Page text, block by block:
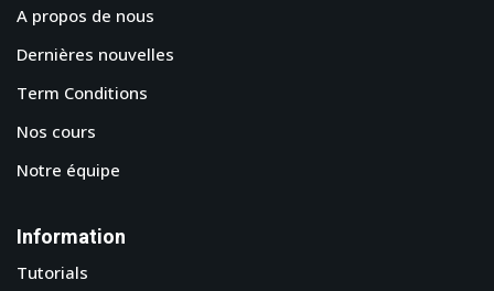
A propos de nous
Dernières nouvelles
Term Conditions
Nos cours
Notre équipe
Information
Tutorials